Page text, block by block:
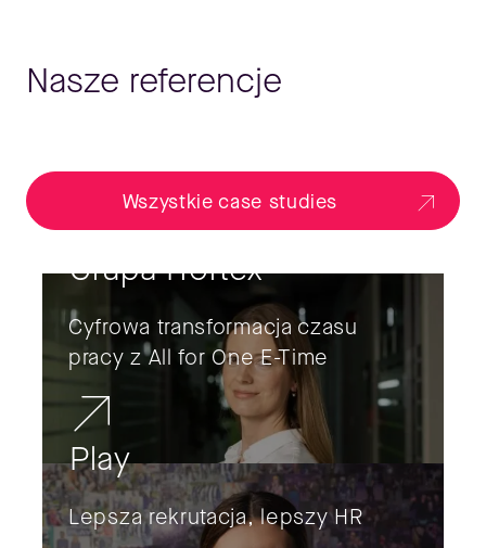
Nasze referencje
Wszystkie case studies
Grupa Hortex
Cyfrowa transformacja czasu
pracy z All for One E-Time
Play
Lepsza rekrutacja, lepszy HR